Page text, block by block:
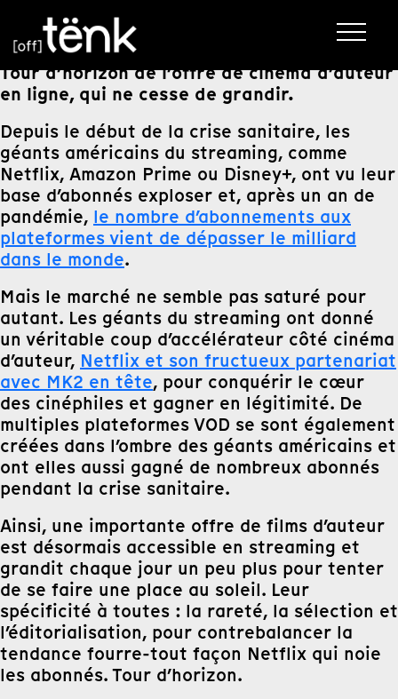
Tour d’horizon de l’offre de cinéma d’auteur
en ligne, qui ne cesse de grandir.
Depuis le début de la crise sanitaire, les
géants américains du streaming, comme
Netflix, Amazon Prime ou Disney+, ont vu leur
base d’abonnés exploser et, après un an de
pandémie, le nombre d’abonnements aux
plateformes vient de dépasser le milliard
dans le monde.
Mais le marché ne semble pas saturé pour
autant. Les géants du streaming ont donné
un véritable coup d’accélérateur côté cinéma
d’auteur, Netflix et son fructueux partenariat
avec MK2 en tête, pour conquérir le cœur
des cinéphiles et gagner en légitimité. De
multiples plateformes VOD se sont également
créées dans l’ombre des géants américains et
ont elles aussi gagné de nombreux abonnés
pendant la crise sanitaire.
Ainsi, une importante offre de films d’auteur
est désormais accessible en streaming et
grandit chaque jour un peu plus pour tenter
de se faire une place au soleil. Leur
spécificité à toutes : la rareté, la sélection et
l’éditorialisation, pour contrebalancer la
tendance fourre-tout façon Netflix qui noie
les abonnés. Tour d’horizon.